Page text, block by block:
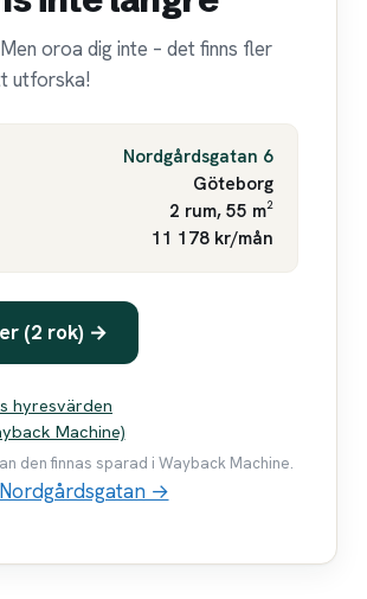
oroa dig inte – det finns fler
utforska!
Nordgårdsgatan 6
Göteborg
2 rum, 55 m²
11 178 kr/mån
(2 rok) →
hyresvärden
Machine)
den finnas sparad i Wayback Machine.
→